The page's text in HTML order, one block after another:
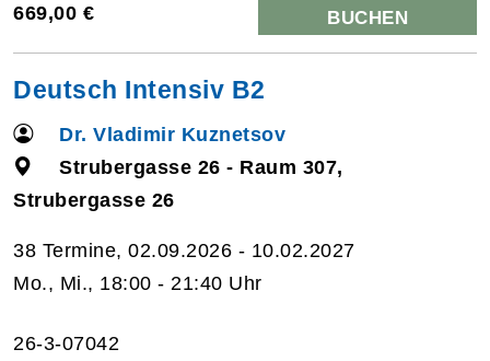
669,00 € BUCHEN
Deutsch Intensiv B2
Dr. Vladimir Kuznetsov
Strubergasse 26 - Raum 307,
Strubergasse 26
38 Termine, 02.09.2026 - 10.02.2027
Mo., Mi., 18:00 - 21:40 Uhr
26-3-07042